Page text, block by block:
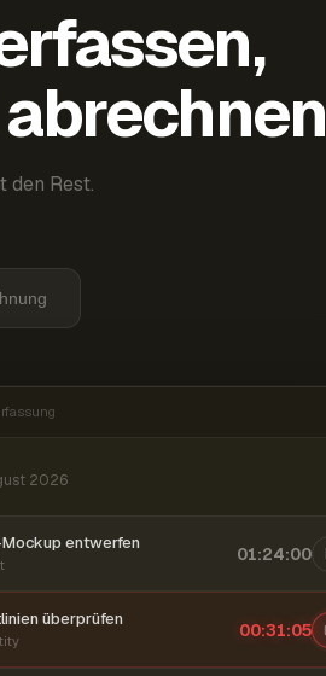
den Rest.
2026
entwerfen 01:24:00
überprüfen 00:31:06